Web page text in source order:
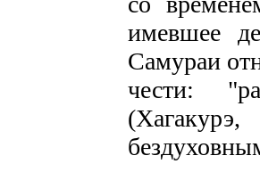
имевшее
Самураи
чести: